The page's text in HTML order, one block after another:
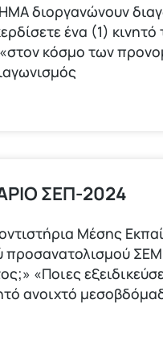
διοργανώνουν
ένα (1)
κόσμο των
ΣΕΠ-2024
Μέσης
προσανατολισμού
«Ποιες
ανοιχτό